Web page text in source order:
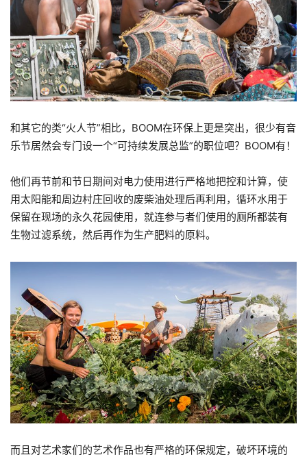
和其它的类“火人节”相比，BOOM在环保上更是突出，很少有音
乐节居然会专门设一个“可持续发展总监”的职位吧？BOOM有！
他们再节前和节日期间对电力使用进行严格地把控和计算，使
用太阳能和周边村庄回收的废柴油处理后再利用，循环水用于
保留在现场的永久花园使用，就连参与者们使用的厕所都装有
生物过滤系统，然后再作为生产肥料的原料。
而且对艺术家们的艺术作品也有严格的环保规定，破坏环境的